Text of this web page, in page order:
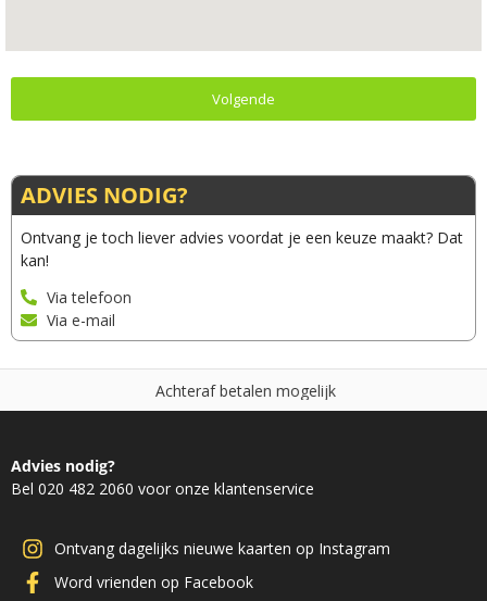
Volgende
ADVIES NODIG?
Ontvang je toch liever advies voordat je een keuze maakt? Dat
kan!
Via telefoon
Via e-mail
Achteraf betalen mogelijk
Advies nodig?
Bel 020 482 2060 voor onze klantenservice
Ontvang dagelijks nieuwe kaarten op Instagram
Word vrienden op Facebook